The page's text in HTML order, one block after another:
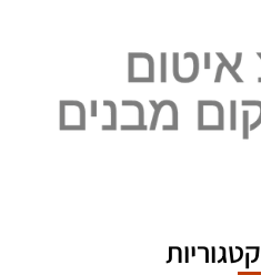
קטגוריות